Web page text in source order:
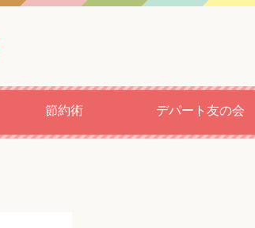
節約術 デパート友の会